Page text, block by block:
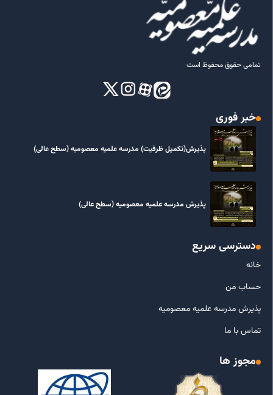
تمامی حقوق محفوظ است
خبر فوری
پذیرش(تکمیل ظرفیت) مدرسه علمیه معصومیه‌ (سطح عالی)
پذیرش مدرسه علمیه معصومیه‌ (سطح عالی)
دسترسی سریع
خانه
حساب من
پذیرش مدرسه علمیه معصومیه
تماس با ما
مجوز ها